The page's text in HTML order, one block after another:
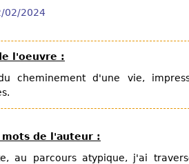
02/2024
l'oeuvre :
cheminement d'une vie,
mots de l'auteur :
au parcours atypique, j'ai